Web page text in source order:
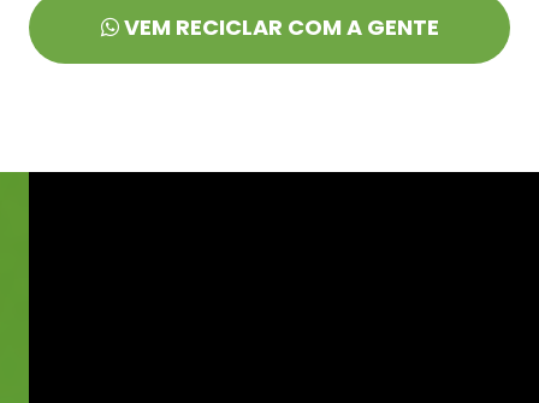
VEM RECICLAR COM A GENTE